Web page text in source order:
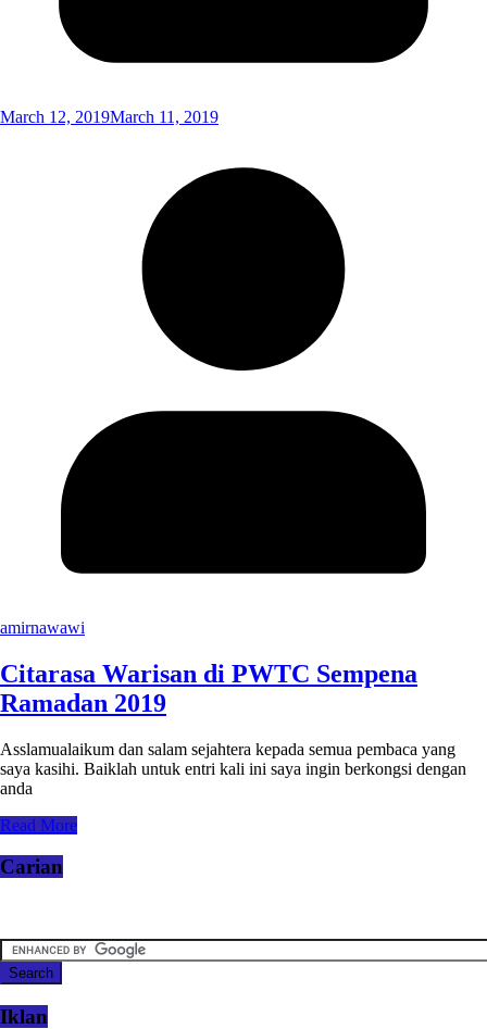
March 12, 2019March 11, 2019
amirnawawi
Citarasa Warisan di PWTC Sempena
Ramadan 2019
Asslamualaikum dan salam sejahtera kepada semua pembaca yang
saya kasihi. Baiklah untuk entri kali ini saya ingin berkongsi dengan
anda
Read More
Carian
Iklan